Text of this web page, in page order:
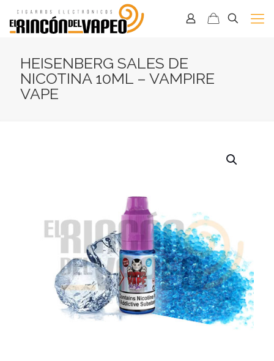
HEISENBERG SALES DE
NICOTINA 10ML – VAMPIRE
VAPE